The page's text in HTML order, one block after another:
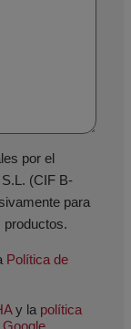
por el
(CIF B-
para
productos.
Política de
y la política